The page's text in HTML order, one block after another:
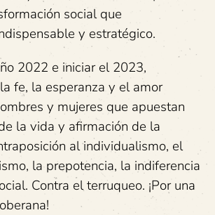
social que
y estratégico.
2022 e iniciar el 2023,
fe, la esperanza y el amor
y mujeres que apuestan
la vida y afirmación de la
al individualismo, el
la prepotencia, la indiferencia
Contra el terruqueo. ¡Por una